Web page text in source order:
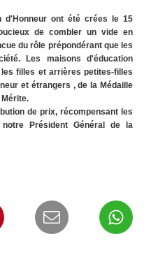
d'Honneur ont été crées le 15
de combler un vide en
du rôle prépondérant que les
Les maisons d'éducation
filles et arrières petites-filles
et étrangers , de la Médaille
de prix, récompensant les
Président Général de la